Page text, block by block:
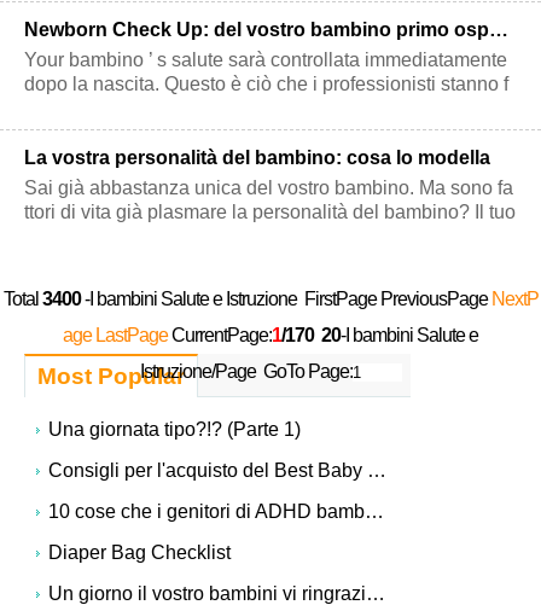
Newborn Check Up: del vostro bambino primo ospedale Tests
Your bambino ’ s salute sarà controllata immediatamente
dopo la nascita. Questo è ciò che i professionisti stanno f
La vostra personalità del bambino: cosa lo modella
Sai già abbastanza unica del vostro bambino. Ma sono fa
ttori di vita già plasmare la personalità del bambino? Il tuo
Total 3400-I bambini Salute e Istruzione FirstPage PreviousPage NextP
age LastPageCurrentPage:1/170 20-I bambini Salute e
Istruzione/Page GoTo Page:
Most Popular
Una giornata tipo?!? (Parte 1)
Consigli per l'acquisto del Best Baby Toys
10 cose che i genitori di ADHD bambini Wish You Understood
Diaper Bag Checklist
Un giorno il vostro bambini vi ringrazieranno per aver dato loro meno -Â Sì, davvero